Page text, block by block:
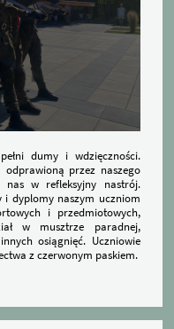
dumy i wdzięczności.
odprawioną przez naszego
nas w refleksyjny nastrój.
i dyplomy naszym uczniom
i przedmiotowych,
w musztrze paradnej,
osiągnięć. Uczniowie
z czerwonym paskiem.